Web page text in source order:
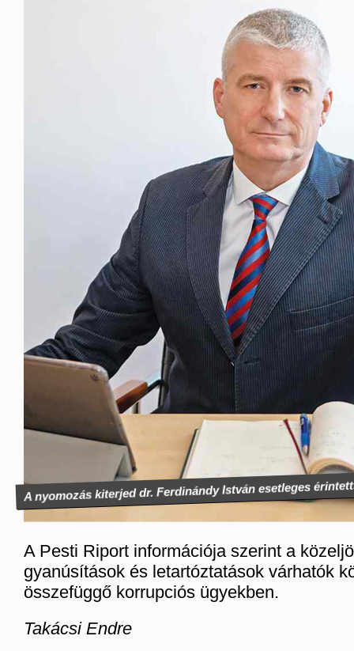
A nyomozás kiterjed dr. Ferdinándy István esetleges
A Pesti Riport információja szerint a
gyanúsítások és letartóztatások várhatók
összefüggő korrupciós ügyekben.
Takácsi Endre